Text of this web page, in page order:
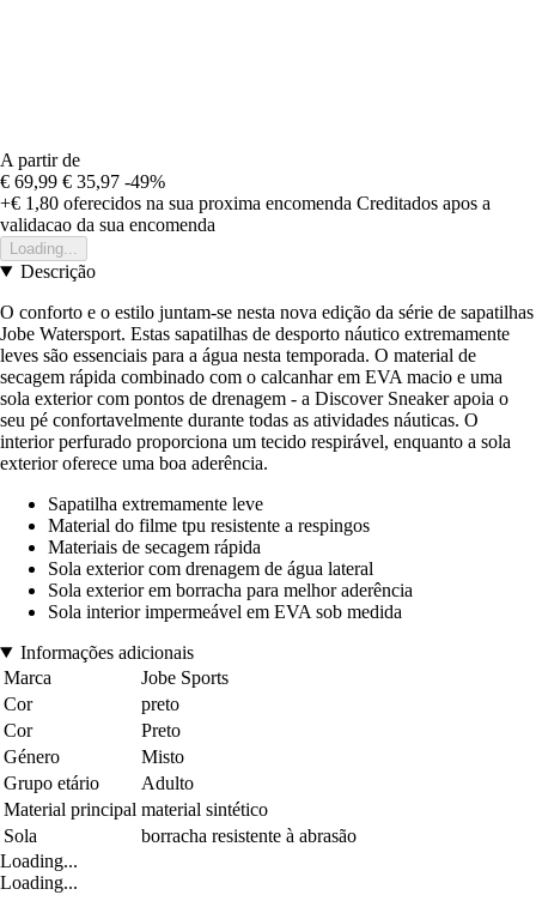
A partir de
€ 69,99 € 35,97 -49%
+€ 1,80 oferecidos na sua proxima encomenda Creditados apos a
validacao da sua encomenda
Loading...
Descrição
O conforto e o estilo juntam-se nesta nova edição da série de sapatilhas
Jobe Watersport. Estas sapatilhas de desporto náutico extremamente
leves são essenciais para a água nesta temporada. O material de
secagem rápida combinado com o calcanhar em EVA macio e uma
sola exterior com pontos de drenagem - a Discover Sneaker apoia o
seu pé confortavelmente durante todas as atividades náuticas. O
interior perfurado proporciona um tecido respirável, enquanto a sola
exterior oferece uma boa aderência.
Sapatilha extremamente leve
Material do filme tpu resistente a respingos
Materiais de secagem rápida
Sola exterior com drenagem de água lateral
Sola exterior em borracha para melhor aderência
Sola interior impermeável em EVA sob medida
Informações adicionais
Marca
Jobe Sports
Cor
preto
Cor
Preto
Género
Misto
Grupo etário
Adulto
Material principal material sintético
Sola
borracha resistente à abrasão
Loading...
Loading...